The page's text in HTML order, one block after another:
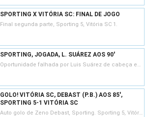
SPORTING X VITÓRIA SC: FINAL DE JOGO
Final segunda parte, Sporting 5, Vitória SC 1.
SPORTING, JOGADA, L. SUÁREZ AOS 90'
Oportunidade falhada por Luis Suárez de cabeça em frente à baliza. Assistência de Nuno Santos com um cruzamento para a área.
GOLO! VITÓRIA SC, DEBAST (P.B.) AOS 85',
SPORTING 5-1 VITÓRIA SC
Auto golo de Zeno Debast, Sporting. Sporting 5, Vitória SC 1..